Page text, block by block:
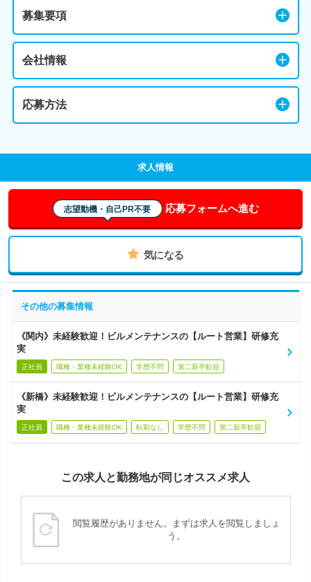
募集要項
会社情報
応募方法
求人情報
志望動機・自己PR不要 応募フォームへ進む
気になる
その他の募集情報
《関内》未経験歓迎！ビルメンテナンスの【ルート営業】研修充
実
正社員 職種・業種未経験OK 学歴不問 第二新卒歓迎
《新橋》未経験歓迎！ビルメンテナンスの【ルート営業】研修充
実
正社員 職種・業種未経験OK 転勤なし 学歴不問 第二新卒歓迎
この求人と勤務地が同じオススメ求人
閲覧履歴がありません。まずは求人を閲覧しましょ
う。